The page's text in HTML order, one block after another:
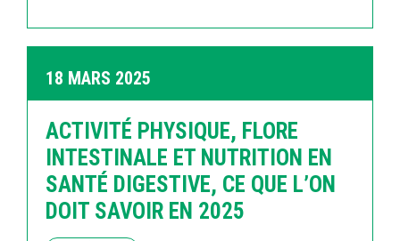
18 MARS 2025
ACTIVITÉ PHYSIQUE, FLORE
INTESTINALE ET NUTRITION EN
SANTÉ DIGESTIVE, CE QUE L’ON
DOIT SAVOIR EN 2025